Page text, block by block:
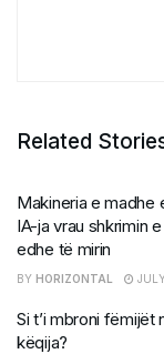
Related
Makineria e madhe
IA-ja vrau shkrimin
edhe të mirin
BY HORIZONTAL
Si t’i mbroni fëmijët
këqija?